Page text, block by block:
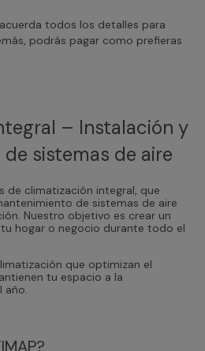
todos los detalles para
podrás pagar como prefieras
– Instalación y
sistemas de aire
de climatización integral, que
de sistemas de aire
Nuestro objetivo es crear un
hogar o negocio durante todo el
que optimizan el
tu espacio a la
año.